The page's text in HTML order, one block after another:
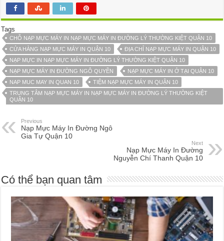
Tags
CHỖ NẠP MỰC MÁY IN NẠP MỰC MÁY IN ĐƯỜNG LÝ THƯỜNG KIỆT QUẬN 10
CỬA HÀNG NẠP MỰC MÁY IN QUẬN 10
ĐỊA CHỈ NẠP MỰC MÁY IN QUẬN 10
NẠP MỰC IN NẠP MỰC MÁY IN ĐƯỜNG LÝ THƯỜNG KIỆT QUẬN 10
NẠP MỰC MÁY IN ĐƯỜNG NGÔ QUYỀN
NẠP MỰC MÁY IN Ở TẠI QUẬN 10
NAP MUC MAY IN QUAN 10
TIỆM NẠP MỰC MÁY IN QUẬN 10
TRUNG TÂM NẠP MỰC MÁY IN NẠP MỰC MÁY IN ĐƯỜNG LÝ THƯỜNG KIỆT
QUẬN 10
Previous
Nạp Mực Máy In Đường Ngô
Gia Tự Quận 10
Next
Nạp Mực Máy In Đường
Nguyễn Chí Thanh Quận 10
Có thể bạn quan tâm